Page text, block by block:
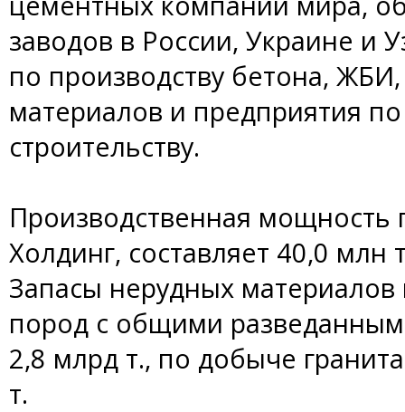
заводов в России, Украине и
по производству бетона,
материалов и предприятия
строительству.
Производственная
Холдинг, составляет 40,0
Запасы нерудных
пород с общими
2,8 млрд т., по добыче
т.